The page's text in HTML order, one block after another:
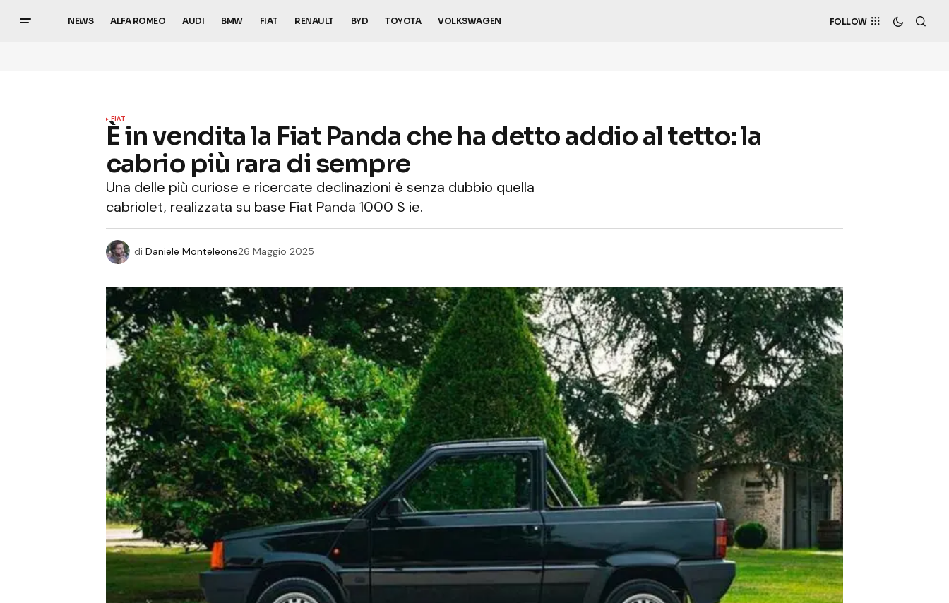
NEWS ALFA ROMEO AUDI BMW FIAT RENAULT BYD TOYOTA VOLKSWAGEN FOLLOW
FIAT
È in vendita la Fiat Panda che ha detto addio al tetto: la
cabrio più rara di sempre
Una delle più curiose e ricercate declinazioni è senza dubbio quella
cabriolet, realizzata su base Fiat Panda 1000 S ie.
di Daniele Monteleone26 Maggio 2025